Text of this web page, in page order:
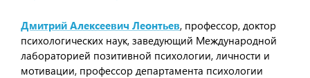
Дмитрий Алексеевич Леонтьев, профессор, доктор
психологических наук, заведующий Международной
лабораторией позитивной психологии, личности и
мотивации, профессор департамента психологии